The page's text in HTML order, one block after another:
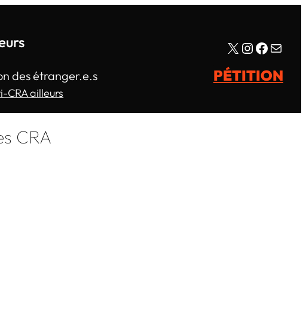
des étranger.e.s
CRA ailleurs
X Instagram
E-mail
PÉTITION
CRA